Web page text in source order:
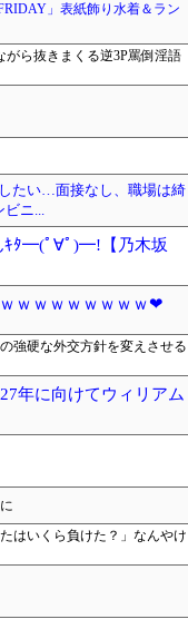
」表紙飾り水着＆ラン
ら抜きまくる逆3P罵倒淫語
たい…面接なし、職場は綺
ニ...
ｷﾀ━(ﾟ∀ﾟ)━!【乃木坂
ｗｗｗｗｗｗｗｗ❤
強硬な外交方針を変えさせる
年に向けてウィリアム
はいくら負けた？」なんやけ